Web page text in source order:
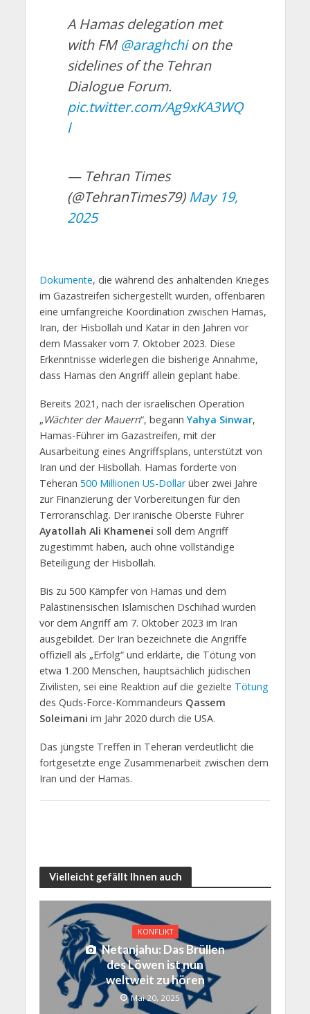
A Hamas delegation met
with FM@araghchion the
sidelines of the Tehran
Dialogue Forum.
pic.twitter.com/Ag9xKA3WQ
l
— Tehran Times
(@TehranTimes79) May 19,
2025
Dokumente, die während des anhaltenden Krieges
im Gazastreifen sichergestellt wurden, offenbaren
eine umfangreiche Koordination zwischen Hamas,
Iran, der Hisbollah und Katar in den Jahren vor
dem Massaker vom 7. Oktober 2023. Diese
Erkenntnisse widerlegen die bisherige Annahme,
dass Hamas den Angriff allein geplant habe.
Bereits 2021, nach der israelischen Operation
„Wächter der Mauern“, begannYahya Sinwar,
Hamas-Führer im Gazastreifen, mit der
Ausarbeitung eines Angriffsplans, unterstützt von
Iran und der Hisbollah. Hamas forderte von
Teheran 500 Millionen US-Dollarüber zwei Jahre
zur Finanzierung der Vorbereitungen für den
Terroranschlag. Der iranische Oberste Führer
Ayatollah Ali Khamenei soll dem Angriff
zugestimmt haben, auch ohne vollständige
Beteiligung der Hisbollah.
Bis zu 500 Kämpfer von Hamas und dem
Palästinensischen Islamischen Dschihad wurden
vor dem Angriff am 7. Oktober 2023 im Iran
ausgebildet. Der Iran bezeichnete die Angriffe
offiziell als „Erfolg“ und erklärte, die Tötung von
etwa 1.200 Menschen, hauptsächlich jüdischen
Zivilisten, sei eine Reaktion auf die gezielte Tötung
des Quds-Force-Kommandeurs Qassem
Soleimani im Jahr 2020 durch die USA.
Das jüngste Treffen in Teheran verdeutlicht die
fortgesetzte enge Zusammenarbeit zwischen dem
Iran und der Hamas.
Vielleicht gefällt Ihnen auch
KONFLIKT
Netanjahu: Das Brüllen
des Löwen ist nun
weltweit zu hören
Mai 20, 2025